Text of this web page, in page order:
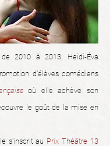
2010 à 2013, Heidi-Éva
d'élèves comédiens
où elle achève son
le goût de la mise en
s'inscrit au Prix Théâtre 13